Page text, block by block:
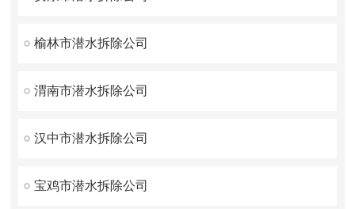
榆林市潜水拆除公司
渭南市潜水拆除公司
汉中市潜水拆除公司
宝鸡市潜水拆除公司